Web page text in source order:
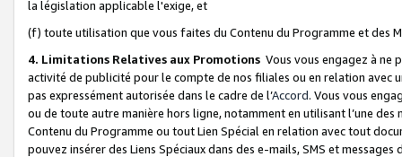
la législation applicable l'exige, et
(f) toute utilisation que vous faites du Contenu du Programme et des
4. Limitations Relatives aux Promotions Vous vous engagez à ne
activité de publicité pour le compte de nos filiales ou en relation avec
pas expressément autorisée dans le cadre de l’Accord. Vous vous
ou de toute autre manière hors ligne, notamment en utilisant l’une
Contenu du Programme ou tout Lien Spécial en relation avec tout
pouvez insérer des Liens Spéciaux dans des e-mails, SMS et